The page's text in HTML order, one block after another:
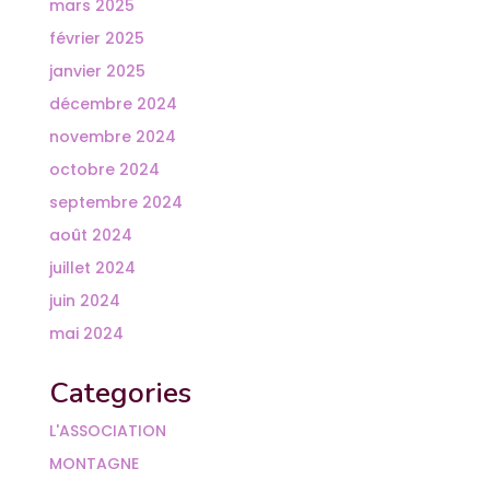
mars 2025
février 2025
janvier 2025
décembre 2024
novembre 2024
octobre 2024
septembre 2024
août 2024
juillet 2024
juin 2024
mai 2024
Categories
L'ASSOCIATION
MONTAGNE